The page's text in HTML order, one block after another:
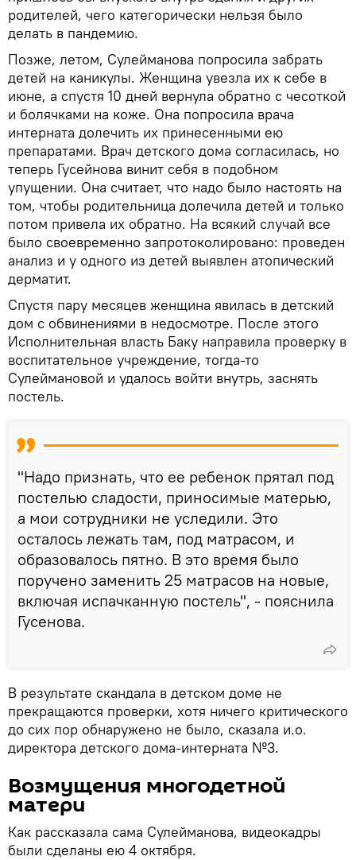
родителей, чего категорически нельзя было
делать в пандемию.
Позже, летом, Сулейманова попросила забрать
детей на каникулы. Женщина увезла их к себе в
июне, а спустя 10 дней вернула обратно с чесоткой
и болячками на коже. Она попросила врача
интерната долечить их принесенными ею
препаратами. Врач детского дома согласилась, но
теперь Гусейнова винит себя в подобном
упущении. Она считает, что надо было настоять на
том, чтобы родительница долечила детей и только
потом привела их обратно. На всякий случай все
было своевременно запротоколировано: проведен
анализ и у одного из детей выявлен атопический
дерматит.
Спустя пару месяцев женщина явилась в детский
дом с обвинениями в недосмотре. После этого
Исполнительная власть Баку направила проверку в
воспитательное учреждение, тогда-то
Сулеймановой и удалось войти внутрь, заснять
постель.
"Надо признать, что ее ребенок прятал под
постелью сладости, приносимые матерью,
а мои сотрудники не уследили. Это
осталось лежать там, под матрасом, и
образовалось пятно. В это время было
поручено заменить 25 матрасов на новые,
включая испачканную постель", - пояснила
Гусенова.
В результате скандала в детском доме не
прекращаются проверки, хотя ничего критического
до сих пор обнаружено не было, сказала и.о.
директора детского дома-интерната №3.
Возмущения многодетной
матери
Как рассказала сама Сулейманова, видеокадры
были сделаны ею 4 октября.